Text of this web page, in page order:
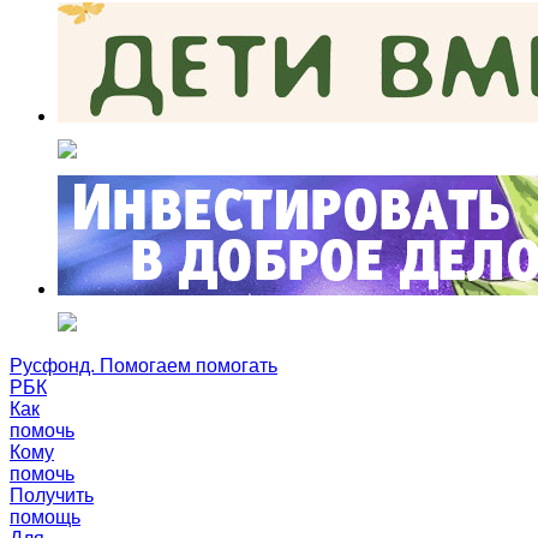
Русфонд. Помогаем помогать
РБК
Как
помочь
Кому
помочь
Получить
помощь